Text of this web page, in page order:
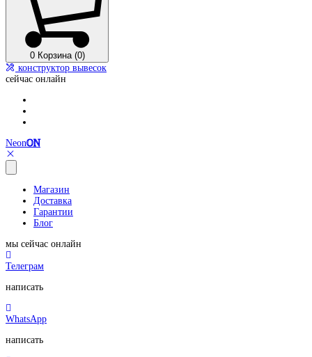
0 Корзина (0)
конструктор вывесок
сейчас онлайн
NeonON
Магазин
Доставка
Гарантии
Блог
мы сейчас онлайн
Телеграм
написать
WhatsApp
написать